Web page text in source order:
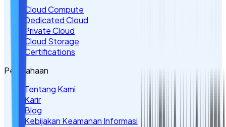
Cloud Compute
Dedicated Cloud
Private Cloud
Cloud Storage
Certifications
Perusahaan
Tentang Kami
Karir
Blog
Kebijakan Keamanan Informasi